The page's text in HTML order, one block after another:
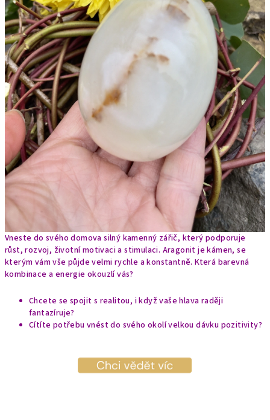
Vneste do svého domova silný kamenný zářič, který podporuje
růst, rozvoj, životní motivaci a stimulaci. Aragonit je kámen, se
kterým vám vše půjde velmi rychle a konstantně. Která barevná
kombinace a energie okouzlí vás?
Chcete se spojit s realitou, i když vaše hlava raději
fantazíruje?
Cítíte potřebu vnést do svého okolí velkou dávku pozitivity?